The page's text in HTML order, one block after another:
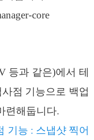
core
등과 같은)에서 테
점 기능으로 백업
련해둡니다.
기능 : 스냅샷 찍어